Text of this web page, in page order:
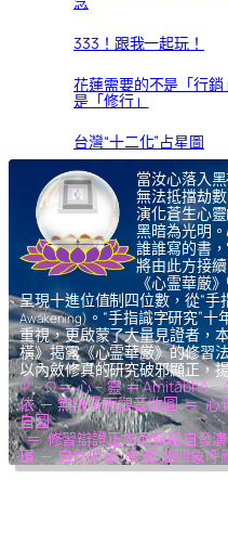
333！跟我一起玩！
花蓮需要的不是「行
是「修行」
台灣“十二化”占星圖
當汝心落入
無法抵擋劫
演化蒼生心
黑暗為光明
誰誰寫的書
將由此方接續
《心霊華厳
呈現十進位值制四位數，從“手
Awakening) 。“手指識字研究”
重視，更啟蒙了大量見證者，
橫》揭露《心霊華厳》的修習
以內斂修真的研究破邪顯正，
Ψ – Ω ＝ 心 – 靈 ＝ Amitābhā
依 ─ 無限量而觀音收圓 ＝ 心
自圓
＝ 修習辯證正念而體驗自發
環 ─ 自然如復,坤,乾,逅四象呼